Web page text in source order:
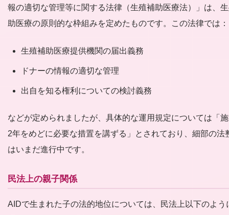
報の適切な管理等に関する法律（生殖補助医療法）」は、
助医療の原則的な枠組みを定めたものです。この法律では：
生殖補助医療提供機関の届出義務
ドナーの情報の適切な管理
出自を知る権利についての検討義務
などが定められましたが、具体的な運用規定については「
2年をめどに必要な措置を講ずる」とされており、細部の法
はいまだ進行中です。
民法上の親子関係
AIDで生まれた子の法的地位については、民法上以下のよう